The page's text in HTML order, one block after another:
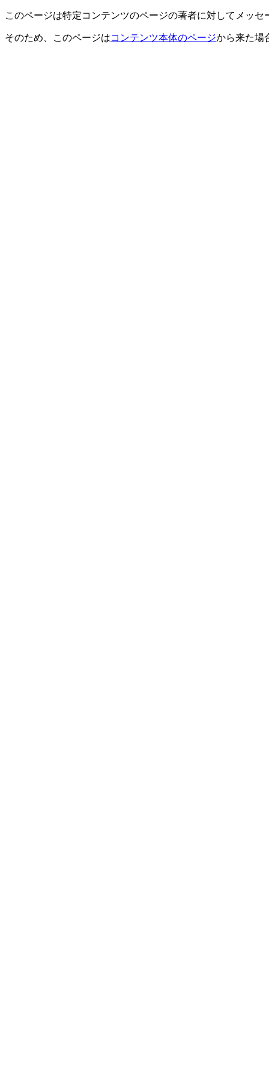
このページは特定コンテンツのページの著者に対してメッ
そのため、このページはコンテンツ本体のページから来た場